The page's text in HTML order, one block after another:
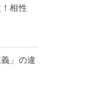
相性
」の違